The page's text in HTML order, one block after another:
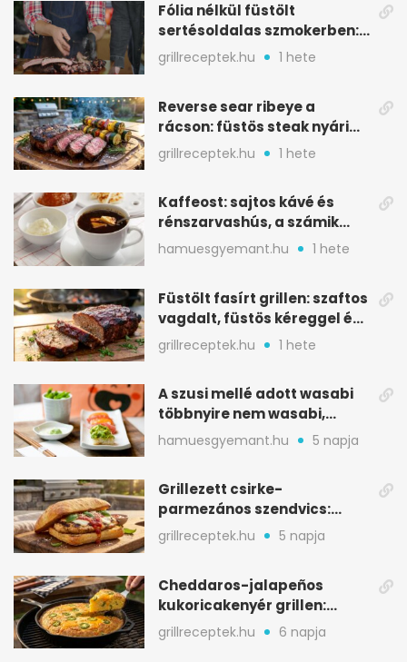
Fólia nélkül füstölt
sertésoldalas szmokerben:
ropogós bark, 6 óra
grillreceptek.hu 1 hete
Reverse sear ribeye a
rácson: füstös steak nyári
tökkebabbal
grillreceptek.hu 1 hete
Kaffeost: sajtos kávé és
rénszarvashús, a számik
melegítő itala
hamuesgyemant.hu 1 hete
Füstölt fasírt grillen: szaftos
vagdalt, füstös kéreggel és
BBQ mázzal
grillreceptek.hu 1 hete
A szusi mellé adott wasabi
többnyire nem wasabi,
hanem fűszerkeverék
hamuesgyemant.hu 5 napja
Grillezett csirke-
parmezános szendvics:
ropogós csirke, olvadó sajt
grillreceptek.hu 5 napja
Cheddaros-jalapeños
kukoricakenyér grillen:
ropogós alj, puha belső
grillreceptek.hu 6 napja